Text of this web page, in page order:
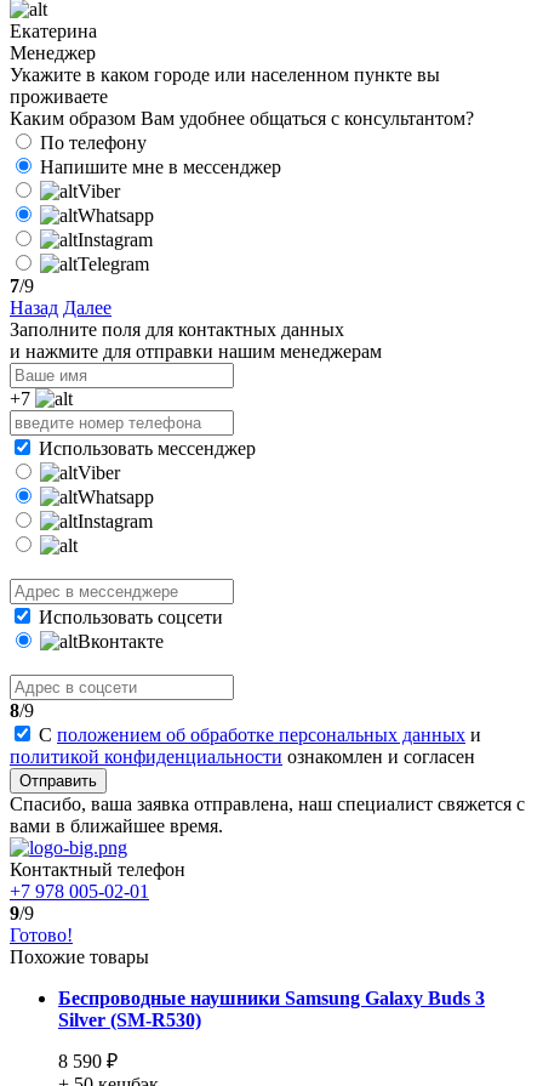
Екатерина
Менеджер
Укажите в каком городе или населенном пункте вы
проживаете
Каким образом Вам удобнее общаться с консультантом?
По телефону
Напишите мне в мессенджер
Viber
Whatsapp
Instagram
Telegram
7/9
Назад Далее
Заполните поля для контактных данных
и нажмите для отправки нашим менеджерам
+7
Использовать мессенджер
Viber
Whatsapp
Instagram
Использовать соцсети
Вконтакте
8/9
С положением об обработке персональных данных и
политикой конфиденциальности ознакомлен и согласен
Отправить
Спасибо, ваша заявка отправлена, наш специалист свяжется с
вами в ближайшее время.
Контактный телефон
+7 978 005-02-01
9/9
Готово!
Похожие товары
Беспроводные наушники Samsung Galaxy Buds 3
Silver (SM-R530)
8 590 ₽